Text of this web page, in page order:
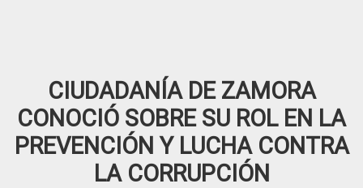
CIUDADANÍA DE ZAMORA
CONOCIÓ SOBRE SU ROL EN LA
PREVENCIÓN Y LUCHA CONTRA
LA CORRUPCIÓN